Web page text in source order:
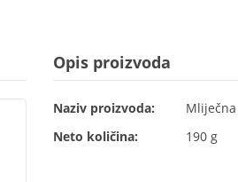
Opis proizvoda
Naziv proizvoda:
Neto količina:
190 g